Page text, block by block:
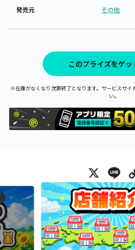
発売元 その他
このプライズをゲッ
※在庫がなくなり次第終了となります。サービスサイ
い。
X